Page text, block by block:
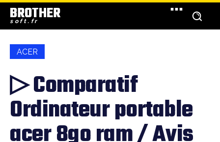
BROTHER
soft.fr
ACER
▷ Comparatif
Ordinateur portable